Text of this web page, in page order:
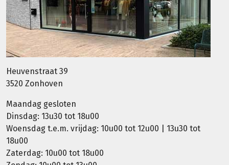
Heuvenstraat 39
3520 Zonhoven
Maandag gesloten
Dinsdag: 13u30 tot 18u00
Woensdag t.e.m. vrijdag: 10u00 tot 12u00 | 13u30 tot
18u00
Zaterdag: 10u00 tot 18u00